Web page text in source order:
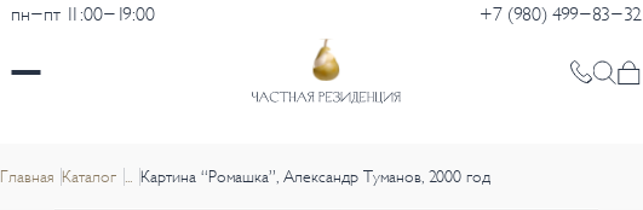
пн-пт 11:00-19:00 +7 (980) 499-83-32
Главная Каталог ... Картина “Ромашка”, Александр Туманов, 2000 год